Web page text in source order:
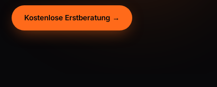
Kostenlose Erstberatung →